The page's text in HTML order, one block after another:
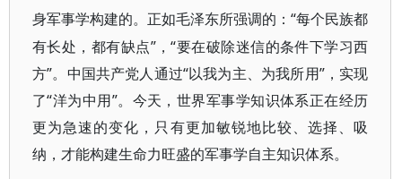
身军事学构建的。正如毛泽东所强调的：“每个民族都
有长处，都有缺点”，“要在破除迷信的条件下学习西
方”。中国共产党人通过“以我为主、为我所用”，实现
了“洋为中用”。今天，世界军事学知识体系正在经历
更为急速的变化，只有更加敏锐地比较、选择、吸
纳，才能构建生命力旺盛的军事学自主知识体系。